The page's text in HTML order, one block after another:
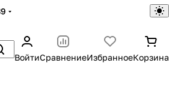
ВойтиСравнениеИзбранноеКорзина